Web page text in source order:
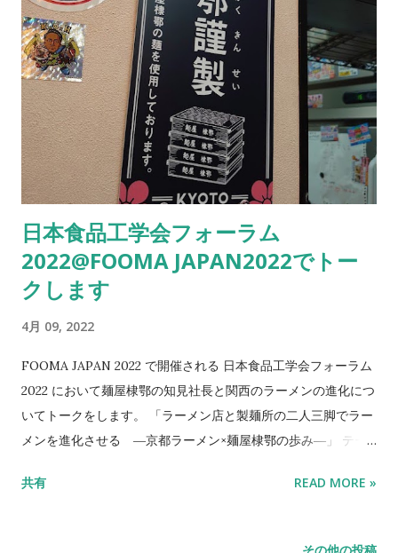
日本食品工学会フォーラム
2022@FOOMA JAPAN2022でトー
クします
4月 09, 2022
FOOMA JAPAN 2022 で開催される 日本食品工学会フォーラム
2022 において麺屋棣鄂の知見社長と関西のラーメンの進化につ
いてトークをします。 「ラーメン店と製麺所の二人三脚でラー
メンを進化させる ―京都ラーメン×麺屋棣鄂の歩み―」 テー
10：00～16：10 会場：東京ビッグサイト会議棟6階 605・606
共有 READ MORE »
その他の投稿